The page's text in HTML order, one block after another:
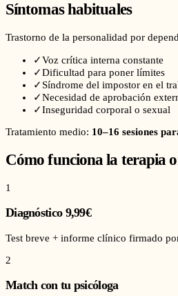
Síntomas habituales
Trastorno de la personalidad por
✓Voz crítica interna constante
✓Dificultad para poner límites
✓ Síndrome del impostor en el
✓Necesidad de aprobación
✓Inseguridad corporal o sexual
Tratamiento medio: 10–16 sesiones
Cómo funciona la terapia
1
Diagnóstico 9,99€
Test breve + informe clínico firmado
2
Match con tu psicóloga